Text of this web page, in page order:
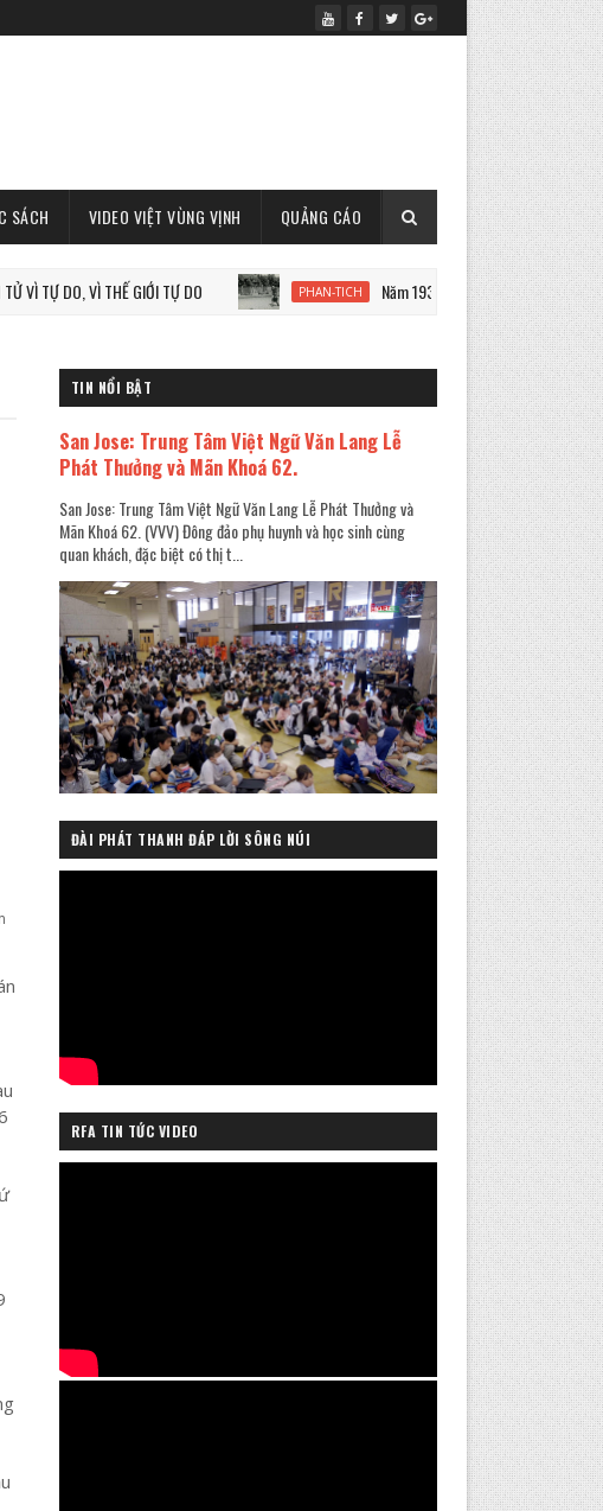
SÁCH VIDEO VIỆT VÙNG VỊNH QUẢNG CÁO
VÌ THẾ GIỚI TỰ DO PHAN-TICH Năm 1933: Staline tàn sát 7 triệu người
TIN NỔI BẬT
San Jose: Trung Tâm Việt Ngữ Văn Lang Lễ
Phát Thưởng và Mãn Khoá 62.
San Jose: Trung Tâm Việt Ngữ Văn Lang Lễ Phát Thưởng và
Mãn Khoá 62. (VVV) Đông đảo phụ huynh và học sinh cùng
quan khách, đặc biệt có thị t...
ĐÀI PHÁT THANH ĐÁP LỜI SÔNG NÚI
RFA TIN TỨC VIDEO